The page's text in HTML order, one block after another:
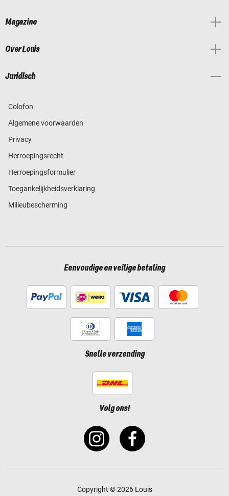
Magazine
Over Louis
Juridisch
Colofon
Algemene voorwaarden
Privacy
Herroepingsrecht
Herroepingsformulier
Toegankelijkheidsverklaring
Milieubescherming
Eenvoudige en veilige betaling
Snelle verzending
Volg ons!
Copyright © 2026 Louis